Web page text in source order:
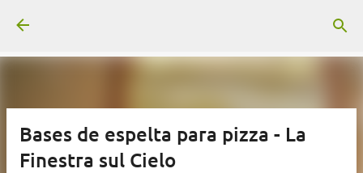
Bases de espelta para pizza - La
Finestra sul Cielo